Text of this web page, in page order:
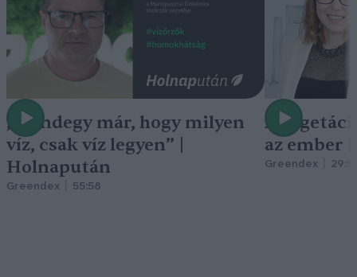
„Mindegy már, hogy milyen
víz, csak víz legyen” |
Holnapután
Greendex 55:58
A
az ember
Greendex